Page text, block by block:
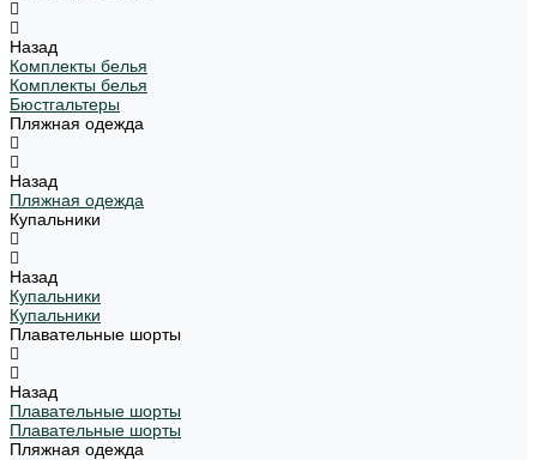
Назад
Комплекты белья
Комплекты белья
Бюстгальтеры
Пляжная одежда
Назад
Пляжная одежда
Купальники
Назад
Купальники
Купальники
Плавательные шорты
Назад
Плавательные шорты
Плавательные шорты
Пляжная одежда